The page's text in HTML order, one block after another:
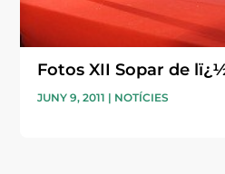
Fotos XII Sopar de
JUNY 9, 2011 | NOTÍCIES